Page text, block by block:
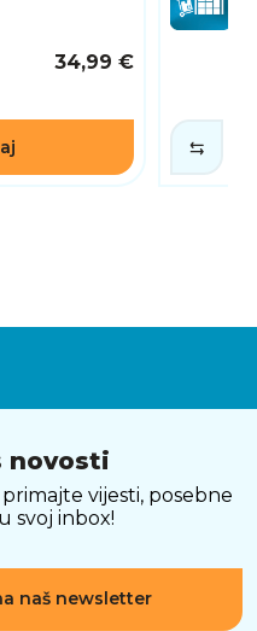
34,99 €
novosti
vijesti, posebne
svoj inbox!
naš newsletter